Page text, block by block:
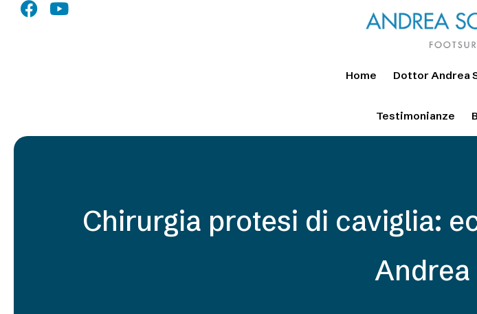
Home Dottor Andrea
Testimonianze
Chirurgia protesi di caviglia:
Andrea